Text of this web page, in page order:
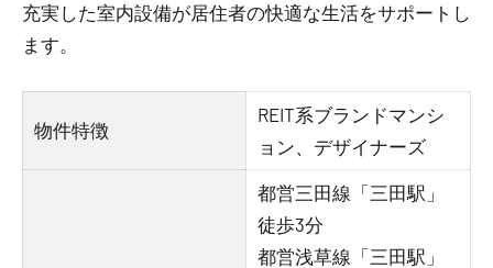
充実した室内設備が居住者の快適な生活をサポートし
ます。
物件特徴
REIT系ブランドマンシ
ョン、デザイナーズ
都営三田線「三田駅」
徒歩3分
都営浅草線「三田駅」